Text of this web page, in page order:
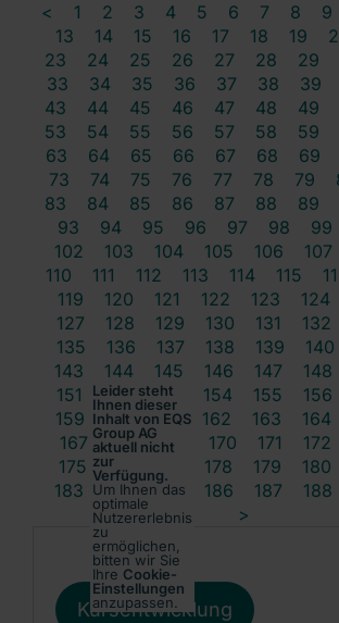
< 1 2 3 4 5 6 7 8 9
13
14 15 16 17 18 19
23
24 25 26 27 28 29
33
34 35 36 37 38 39
43
44 45 46 47 48 49
53
54 55 56 57 58 59
63
64 65 66 67 68 69
73
74 75 76 77 78 79
83
84 85 86 87 88 89
93
94 95 96 97 98 99
102
103 104 105 106 107
110
111 112 113 114 115
119
120 121 122 123 124
127
128 129 130 131 132
135
136 137 138 139 140
143
144 145 146 147 148
151
152 153 154 155 156
159
160 161 162 163 164
167
168 169 170 171 172
175
176 178 179 180
183
184 185 186 187 188
>
Leider steht
Ihnen dieser
Inhalt von EQS
Group AG
aktuell nicht
zur
Verfügung.
Um Ihnen das
optimale
Nutzererlebnis
zu
ermöglichen,
bitten wir Sie
Ihre Cookie-
Einstellungen
anzupassen.
Kursentwicklung